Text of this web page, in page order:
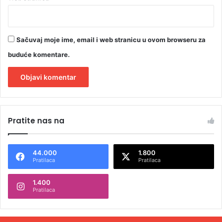
Sačuvaj moje ime, email i web stranicu u ovom browseru za
buduće komentare.
t
n
t
Pratite nas na
44.000
Pratilaca
1.800
Pratilaca
1.400
Pratilaca